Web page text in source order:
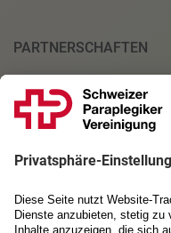
PARTNERSCHAFTEN